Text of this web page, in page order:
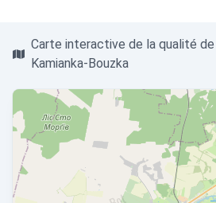
Carte interactive de la qualité
Kamianka-Bouzka